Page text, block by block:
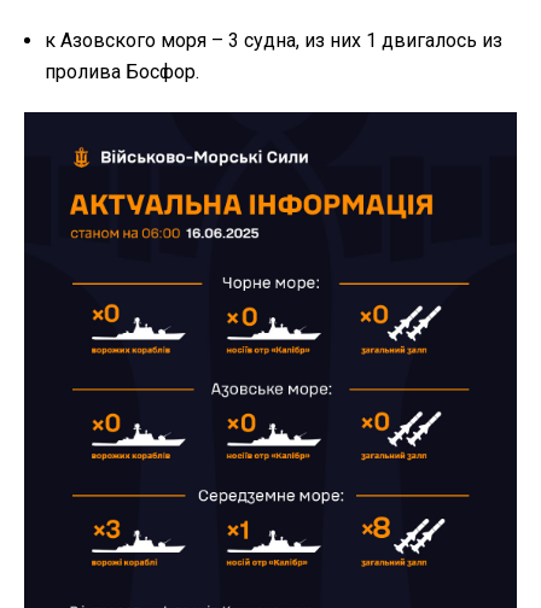
к Азовского моря – 3 судна, из них 1 двигалось из
пролива Босфор.